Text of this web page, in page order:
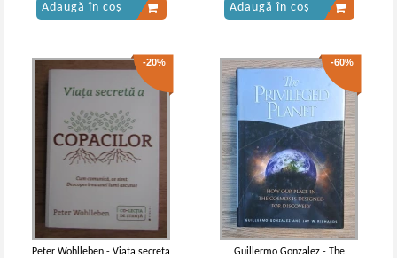
Adaugă în coș Adaugă în coș
-20%
Peter Wohlleben - Viata secreta
-60%
Guillermo Gonzalez - The